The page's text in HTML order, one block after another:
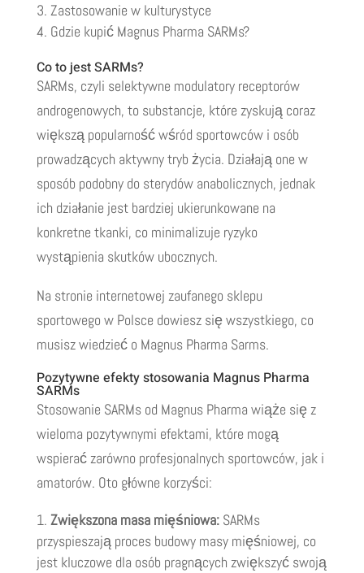
Zastosowanie w kulturystyce
Gdzie kupić Magnus Pharma SARMs?
Co to jest SARMs?
SARMs, czyli selektywne modulatory receptorów
androgenowych, to substancje, które zyskują coraz
większą popularność wśród sportowców i osób
prowadzących aktywny tryb życia. Działają one w
sposób podobny do sterydów anabolicznych, jednak
ich działanie jest bardziej ukierunkowane na
konkretne tkanki, co minimalizuje ryzyko
wystąpienia skutków ubocznych.
Na stronie internetowej zaufanego sklepu
sportowego w Polsce dowiesz się wszystkiego, co
musisz wiedzieć o Magnus Pharma Sarms.
Pozytywne efekty stosowania Magnus Pharma
SARMs
Stosowanie SARMs od Magnus Pharma wiąże się z
wieloma pozytywnymi efektami, które mogą
wspierać zarówno profesjonalnych sportowców, jak i
amatorów. Oto główne korzyści:
Zwiększona masa mięśniowa:SARMs
przyspieszają proces budowy masy mięśniowej, co
jest kluczowe dla osób pragnących zwiększyć swoją